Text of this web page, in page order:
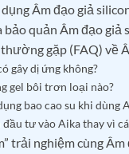
Âm đạo giả
bảo quản Âm đạo giả
gặp (FAQ) về
gây dị ứng không?
gel bôi trơn loại nào?
bao cao su khi dùng
đầu tư vào Aika thay vì
trải nghiệm cùng